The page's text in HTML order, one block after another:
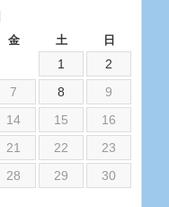
金 土 日
1
2
7 8
9
14 15
16
21 22
23
28 29
30